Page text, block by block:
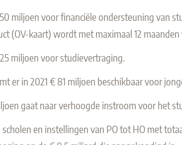
miljoen voor financiële ondersteuning van
(OV-kaart) wordt met maximaal 12
miljoen voor studievertraging.
er in 2021 € 81 miljoen beschikbaar voor
gaat naar verhoogde instroom voor het
en instellingen van PO tot HO met